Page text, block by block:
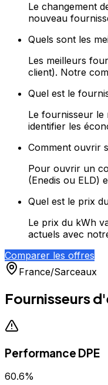
Le changement
nouveau
Quels sont les
Les meilleurs
client). Notre
Quel est le
Le fournisseur le
identifier les
Comment ouvrir
Pour ouvrir un
(Enedis ou ELD)
Quel est le prix
Le prix du kWh
actuels avec
Comparer les offres
France/Sarceaux
Fournisseurs
Performance DPE
60.6%